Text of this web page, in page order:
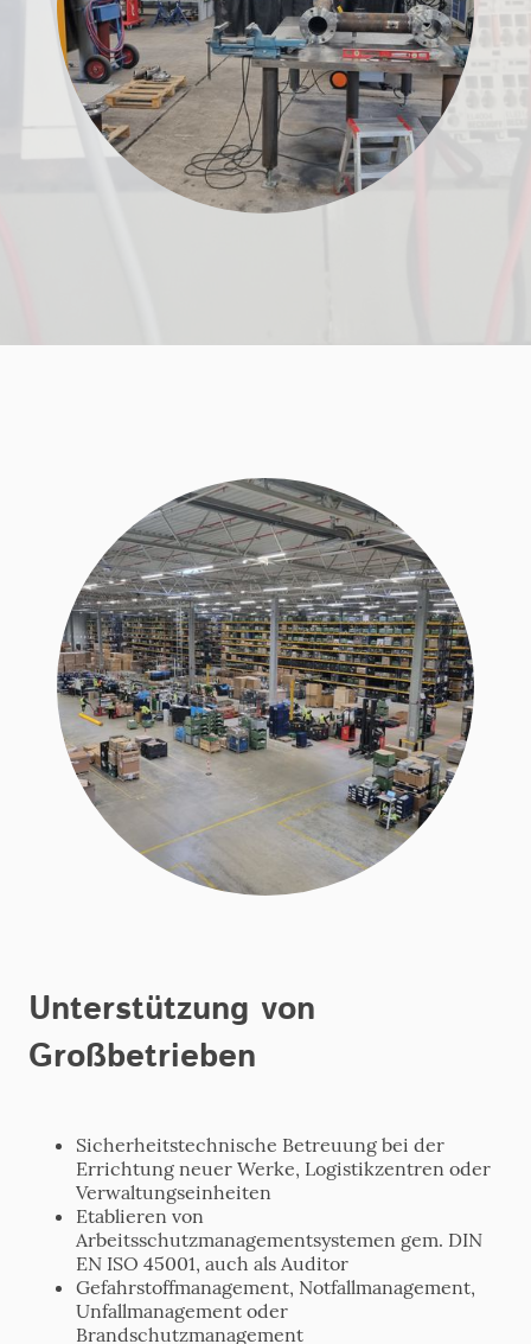
Unterstützung von
Großbetrieben
Sicherheitstechnische Betreuung bei der
Errichtung neuer Werke, Logistikzentren oder
Verwaltungseinheiten
Etablieren von
Arbeitsschutzmanagementsystemen gem. DIN
EN ISO 45001, auch als Auditor
Gefahrstoffmanagement, Notfallmanagement,
Unfallmanagement oder
Brandschutzmanagement